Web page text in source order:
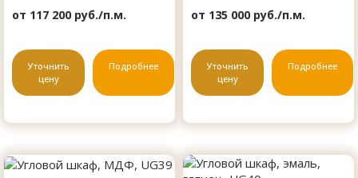
от 117 200 руб./п.м.
Уточнить
цену
Подробнее
от 135 000 руб./п.м.
Уточнить
цену
Подробнее